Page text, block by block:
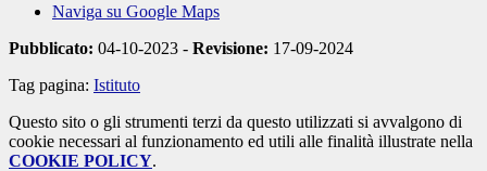
Naviga su Google Maps
Pubblicato: 04-10-2023 - Revisione: 17-09-2024
Tag pagina: Istituto
Questo sito o gli strumenti terzi da questo utilizzati si avvalgono di
cookie necessari al funzionamento ed utili alle finalità illustrate nella
COOKIE POLICY.